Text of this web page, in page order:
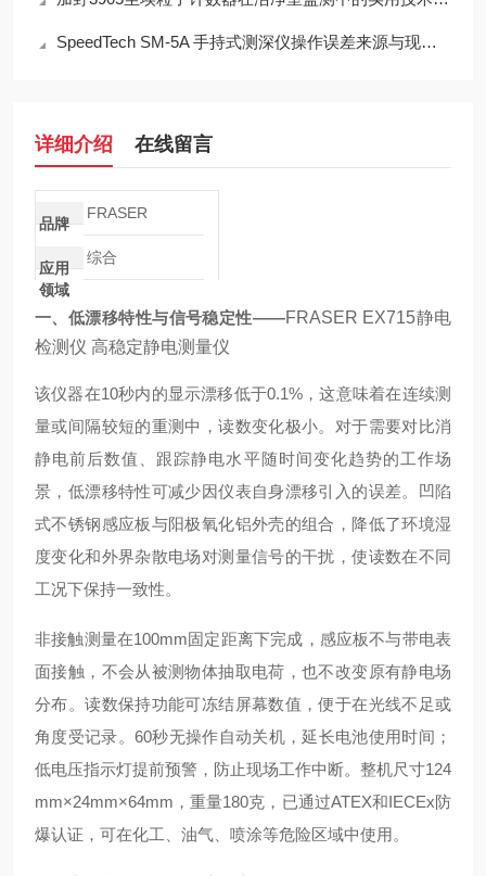
SpeedTech SM-5A 手持式测深仪操作误差来源与现场应用技术规范
详细介绍 在线留言
品牌
FRASER
应用
领域
综合
一、低漂移特性与信号稳定性——FRASER EX715静电
检测仪 高稳定静电测量仪
该仪器在10秒内的显示漂移低于0.1%，这意味着在连续测
量或间隔较短的重测中，读数变化极小。对于需要对比消
静电前后数值、跟踪静电水平随时间变化趋势的工作场
景，低漂移特性可减少因仪表自身漂移引入的误差。凹陷
式不锈钢感应板与阳极氧化铝外壳的组合，降低了环境湿
度变化和外界杂散电场对测量信号的干扰，使读数在不同
工况下保持一致性。
非接触测量在100mm固定距离下完成，感应板不与带电表
面接触，不会从被测物体抽取电荷，也不改变原有静电场
分布。读数保持功能可冻结屏幕数值，便于在光线不足或
角度受记录。60秒无操作自动关机，延长电池使用时间；
低电压指示灯提前预警，防止现场工作中断。整机尺寸124
mm×24mm×64mm，重量180克，已通过ATEX和IECEx防
爆认证，可在化工、油气、喷涂等危险区域中使用。